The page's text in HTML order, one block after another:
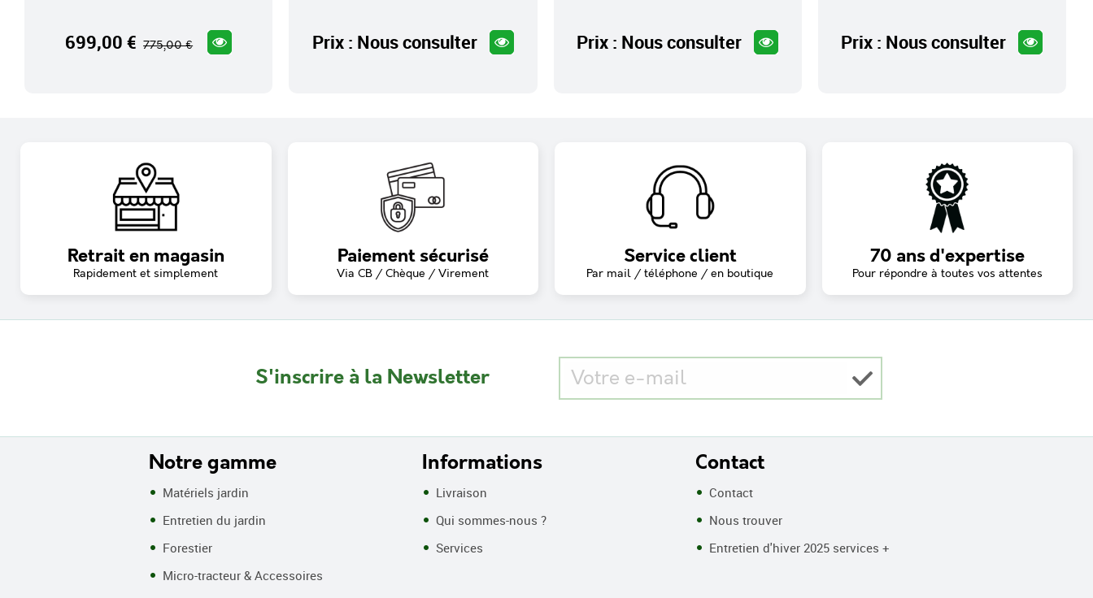
699,00 € 775,00 € Prix : Nous consulter Prix : Nous consulter Prix : Nous consulter
Retrait en magasin
Rapidement et simplement
Paiement sécurisé
Via CB / Chèque / Virement
Service client
Par mail / téléphone / en boutique
70 ans d'expertise
Pour répondre à toutes vos attentes
S'inscrire à la Newsletter
Notre gamme
Matériels jardin
Entretien du jardin
Forestier
Micro-tracteur & Accessoires
Informations
Livraison
Qui sommes-nous ?
Services
Contact
Contact
Nous trouver
Entretien d'hiver 2025 services +